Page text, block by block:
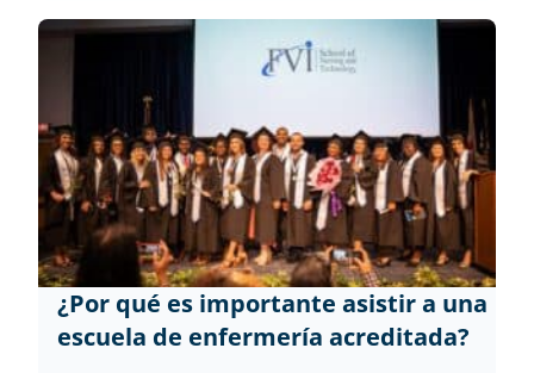
¿Por qué es importante asistir a una
escuela de enfermería acreditada?